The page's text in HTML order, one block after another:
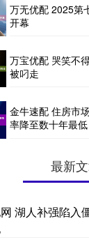
万无优配 2025第
开幕
万宝优配 哭笑不
被叼走
金牛速配 住房市
率降至数十年最低
最新
湖人补强陷入